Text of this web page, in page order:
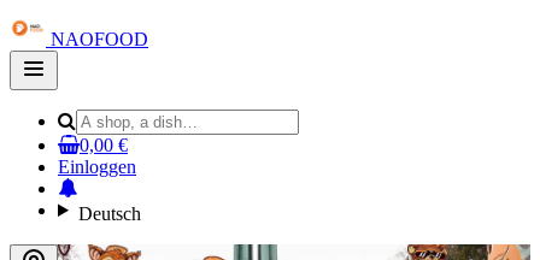
NAOFOOD
Open
main
0,00 €
Einloggen
Deutsch